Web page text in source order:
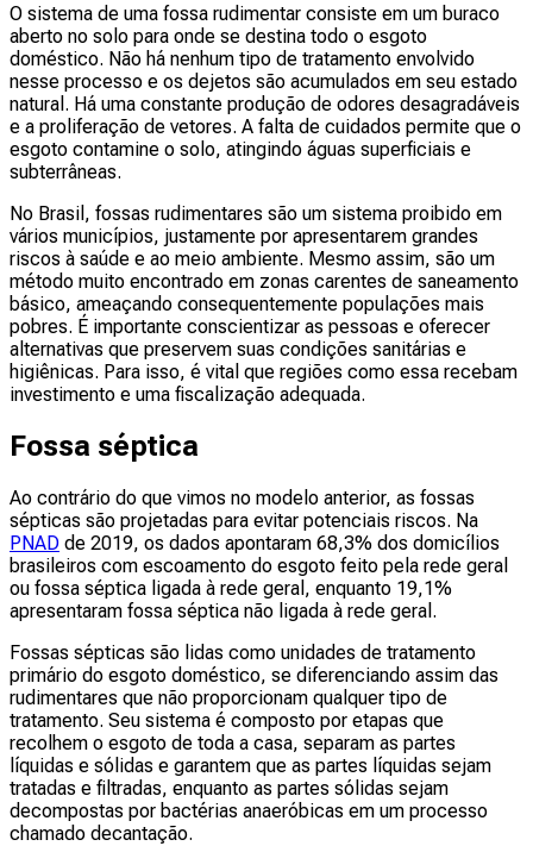
O sistema de uma fossa rudimentar consiste em um buraco
aberto no solo para onde se destina todo o esgoto
doméstico. Não há nenhum tipo de tratamento envolvido
nesse processo e os dejetos são acumulados em seu estado
natural. Há uma constante produção de odores desagradáveis
e a proliferação de vetores. A falta de cuidados permite que o
esgoto contamine o solo, atingindo águas superficiais e
subterrâneas.
No Brasil, fossas rudimentares são um sistema proibido em
vários municípios, justamente por apresentarem grandes
riscos à saúde e ao meio ambiente. Mesmo assim, são um
método muito encontrado em zonas carentes de saneamento
básico, ameaçando consequentemente populações mais
pobres. É importante conscientizar as pessoas e oferecer
alternativas que preservem suas condições sanitárias e
higiênicas. Para isso, é vital que regiões como essa recebam
investimento e uma fiscalização adequada.
Fossa séptica
Ao contrário do que vimos no modelo anterior, as fossas
sépticas são projetadas para evitar potenciais riscos. Na
PNAD de 2019, os dados apontaram 68,3% dos domicílios
brasileiros com escoamento do esgoto feito pela rede geral
ou fossa séptica ligada à rede geral, enquanto 19,1%
apresentaram fossa séptica não ligada à rede geral.
Fossas sépticas são lidas como unidades de tratamento
primário do esgoto doméstico, se diferenciando assim das
rudimentares que não proporcionam qualquer tipo de
tratamento. Seu sistema é composto por etapas que
recolhem o esgoto de toda a casa, separam as partes
líquidas e sólidas e garantem que as partes líquidas sejam
tratadas e filtradas, enquanto as partes sólidas sejam
decompostas por bactérias anaeróbicas em um processo
chamado decantação.